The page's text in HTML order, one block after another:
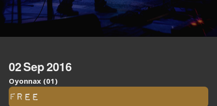
02Sep2016
Oyonnax (01)
Free